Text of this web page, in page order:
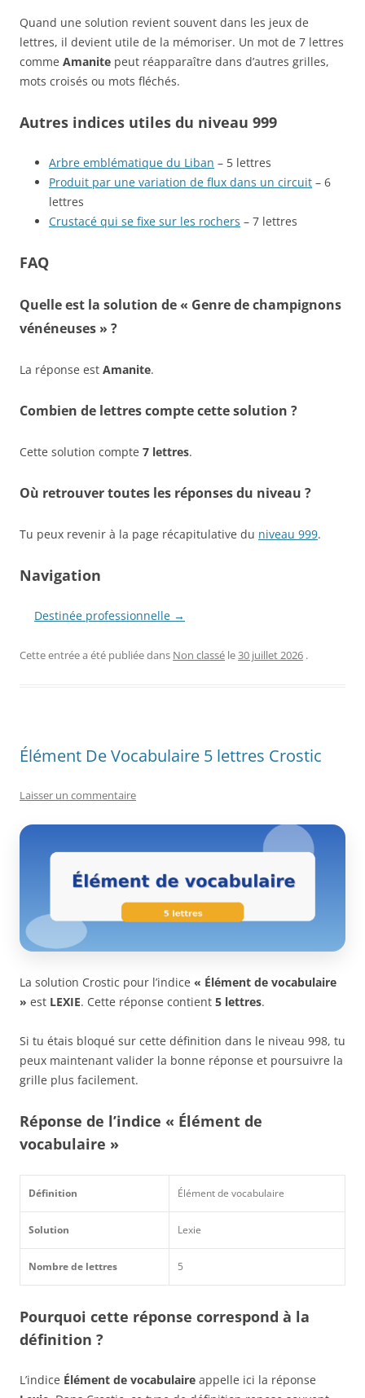
Quand une solution revient souvent dans les jeux de
lettres, il devient utile de la mémoriser. Un mot de 7 lettres
comme Amanite peut réapparaître dans d’autres grilles,
mots croisés ou mots fléchés.
Autres indices utiles du niveau 999
Arbre emblématique du Liban – 5 lettres
Produit par une variation de flux dans un circuit – 6
lettres
Crustacé qui se fixe sur les rochers – 7 lettres
FAQ
Quelle est la solution de « Genre de champignons
vénéneuses » ?
La réponse est Amanite.
Combien de lettres compte cette solution ?
Cette solution compte 7 lettres.
Où retrouver toutes les réponses du niveau ?
Tu peux revenir à la page récapitulative du niveau 999.
Navigation
Destinée professionnelle →
Cette entrée a été publiée dans Non classé le30 juillet 2026 .
Élément De Vocabulaire 5 lettres Crostic
Laisser un commentaire
La solution Crostic pour l’indice « Élément de vocabulaire
» est LEXIE. Cette réponse contient 5 lettres.
Si tu étais bloqué sur cette définition dans le niveau 998, tu
peux maintenant valider la bonne réponse et poursuivre la
grille plus facilement.
Réponse de l’indice « Élément de
vocabulaire »
Définition Élément de vocabulaire
Solution Lexie
Nombre de lettres 5
Pourquoi cette réponse correspond à la
définition ?
L’indice Élément de vocabulaire appelle ici la réponse